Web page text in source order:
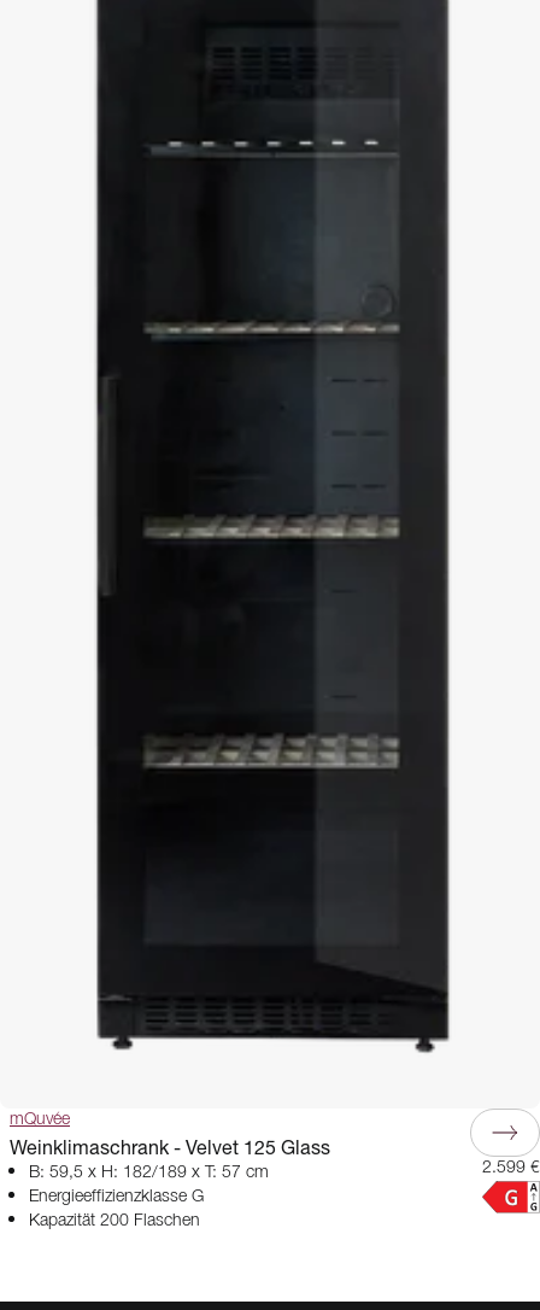
mQuvée
Weinklimaschrank - Velvet 125 Glass
B: 59,5 x H: 182/189 x T: 57 cm
Energieeffizienzklasse G
Kapazität 200 Flaschen
2.599 €